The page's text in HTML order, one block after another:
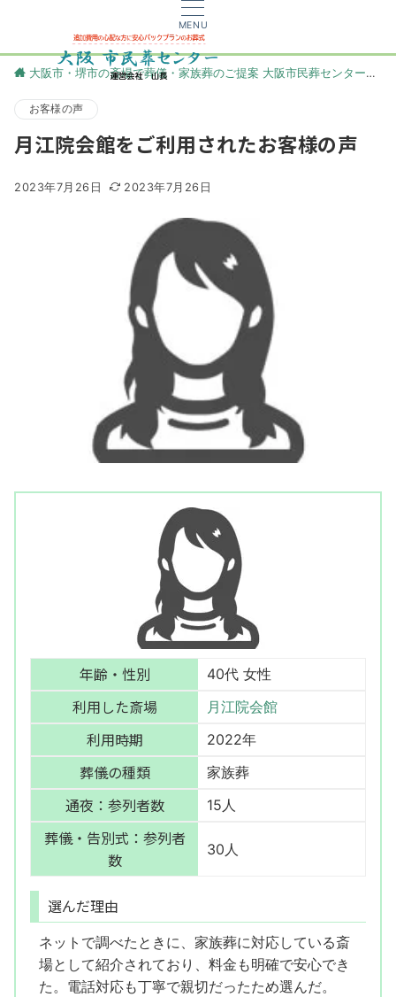
MENU
大阪市・堺市の斎場で葬儀・家族葬のご提案 大阪市民葬センター
お客様の声
月江院会館をご利用されたお客様の声
2023年7月26日 2023年7月26日
年齢・性別 40代 女性
利用した斎場 月江院会館
利用時期 2022年
葬儀の種類 家族葬
通夜：参列者数 15人
葬儀・告別式：参列者
数
30人
選んだ理由
ネットで調べたときに、家族葬に対応している斎
場として紹介されており、料金も明確で安心でき
た。電話対応も丁寧で親切だったため選んだ。